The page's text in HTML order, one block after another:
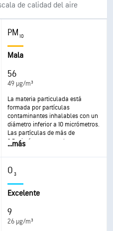
de calidad del aire
PM10
Mala
56
49 µg/m³
La materia particulada está
formada por partículas
contaminantes inhalables con un
diámetro inferior a 10 micrómetros.
Las partículas de más de
2,5 micrómetros pueden
respiratorias y provocar
problemas de salud. La exposición
puede provocar irritación de ojos y
garganta, tos, dificultad para
respirar y puede agravar el asma.
excesiva puede tener efectos más
graves para la salud.
...más
O3
Excelente
9
26 µg/m³